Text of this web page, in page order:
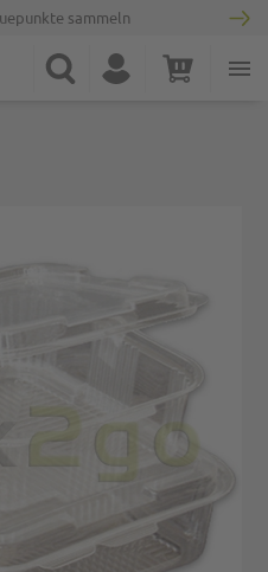
sammeln
Suche Konto Warenkorb